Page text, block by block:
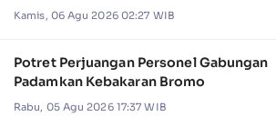
Kamis, 06 Agu 2026 02:27 WIB
Potret Perjuangan Personel Gabungan
Padamkan Kebakaran Bromo
Rabu, 05 Agu 2026 17:37 WIB